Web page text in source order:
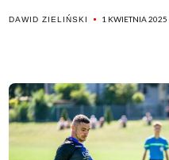
DAWID ZIELIŃSKI 1 KWIETNIA 2025